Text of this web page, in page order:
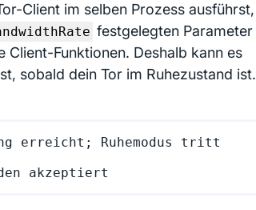
Client im selben Prozess ausführst,
festgelegten Parameter
Client-Funktionen. Deshalb kann es
sobald dein Tor im Ruhezustand ist.
erreicht; Ruhemodus tritt